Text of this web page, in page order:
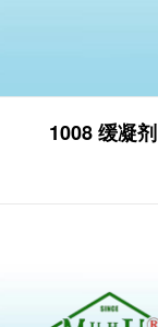
1008 缓凝剂